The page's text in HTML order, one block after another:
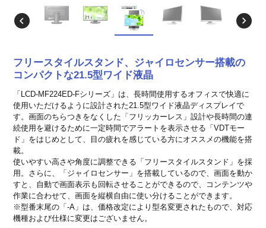
フリースタイルスタンド、ジャイロセンサー搭載の
コンパクトな21.5型ワイド液晶
「LCD-MF224ED-Fシリーズ」は、長時間使用するオフィスで快適に
使用いただけるように設計された21.5型ワイド液晶ディスプレイで
す。画面のちらつきをなくした「フリッカーレス」設計や長時間の連
続使用を避けるために一定時間でアラートを表示させる「VDTモー
ド」をはじめとして、目の疲れを感じている方にオススメの機能を搭
載。
使いやすい高さや角度に調整できる「フリースタイルスタンド」を採
用。さらに、「ジャイロセンサー」を搭載しているので、画面を動か
すと、自動で画面表示も回転させることができるので、コンテンツや
作業に合わせて、画面を縦横自由に使い分けることができます。
※型番末尾の「-A」は、価格改定により型名変更されたもので、対応
機種および仕様に変更はございません。